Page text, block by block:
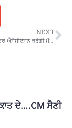
NEXT
ਮੈਡੀਕਲ ਪ੍ਰੈਕਟੀਸ਼ਨਰ ਐਸੋਸੀਏਸ਼ਨ ਕਰੇਗੀ ਮੁੱਖ ਮੰਤਰੀ ਚੰਨੀ ਦਾ ਘਿਰਾਓ
ਦੇ….CM ਸੈਣੀ